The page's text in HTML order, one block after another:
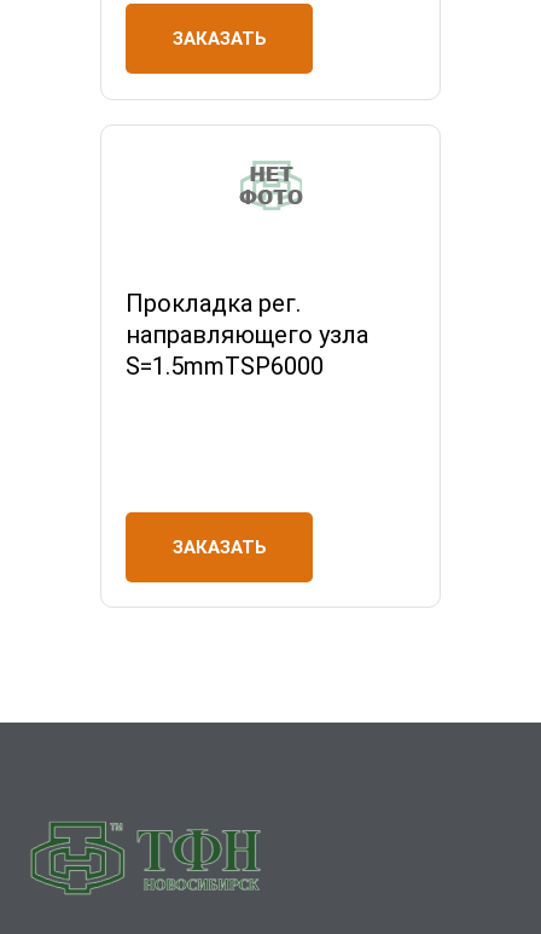
ЗАКАЗАТЬ
Прокладка рег.
направляющего узла
S=1.5mmTSP6000
ЗАКАЗАТЬ